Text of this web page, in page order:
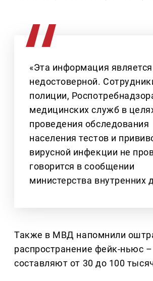
«Эта информация является
недостоверной.
полиции,
медицинских служб в
проведения обследования
населения тестов и
вирусной инфекции не
говорится в сообщении
министерства внутренних
Также в МВД напомнили
распространение фейк-ньюс
составляют от 30 до 100